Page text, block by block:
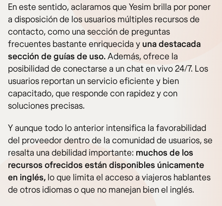
En este sentido, aclaramos que Yesim brilla por poner
a disposición de los usuarios múltiples recursos de
contacto, como una sección de preguntas
frecuentes bastante enriquecida y una destacada
sección de guías de uso.Además, ofrece la
posibilidad de conectarse a un chat en vivo 24/7. Los
usuarios reportan un servicio eficiente y bien
capacitado, que responde con rapidez y con
soluciones precisas.
Y aunque todo lo anterior intensifica la favorabilidad
del proveedor dentro de la comunidad de usuarios, se
resalta una debilidad importante: muchos de los
recursos ofrecidos están disponibles únicamente
en inglés, lo que limita el acceso a viajeros hablantes
de otros idiomas o que no manejan bien el inglés.